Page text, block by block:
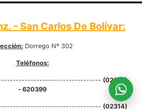
- San Carlos De Bolívar:
Dorrego Nº 302
Teléfonos:
(02314)
- 620399
(02314)